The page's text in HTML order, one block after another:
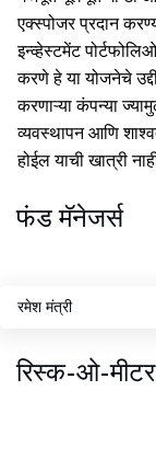
एक्स्पोजर प्रदान
इन्व्हेस्टमेंट
करणे हे या योजनेचे
करणाऱ्या कंपन्या
व्यवस्थापन आणि
होईल याची खात्री
फंड मॅनेजर्स
रमेश मंत्री
रिस्क-ओ-मीटर